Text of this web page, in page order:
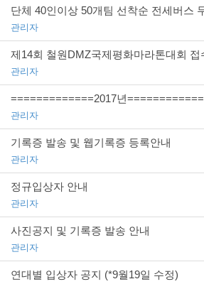
단체 40인이상 50개팀 선착순 전세버스
관리자
제14회 철원DMZ국제평화마라톤대회 접
관리자
=============2017년
관리자
기록증 발송 및 웹기록증 등록안내
관리자
정규입상자 안내
관리자
사진공지 및 기록증 발송 안내
관리자
연대별 입상자 공지 (*9월19일 수정)